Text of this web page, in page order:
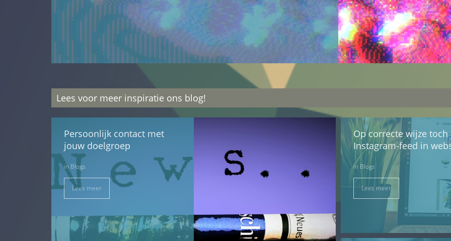
Lees voor meer inspiratie ons blog!
Persoonlijk contact met
jouw doelgroep
in Blogs
Lees meer
Op correcte wijze toch
Instagram-feed in
in Blogs
Lees meer